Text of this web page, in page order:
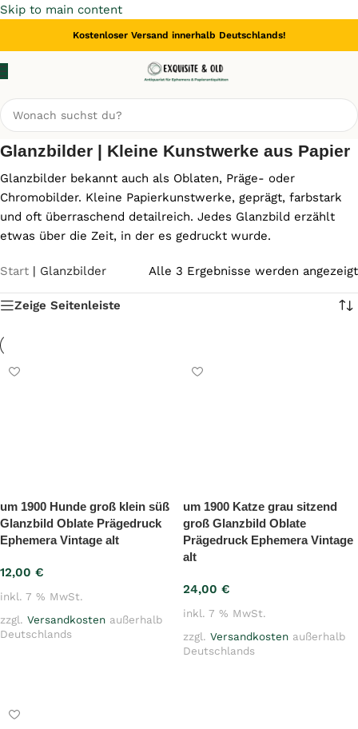
Skip to main content
Kostenloser Versand innerhalb Deutschlands!
Glanzbilder | Kleine Kunstwerke aus Papier
Glanzbilder bekannt auch als Oblaten, Präge- oder
Chromobilder. Kleine Papierkunstwerke, geprägt, farbstark
und oft überraschend detailreich. Jedes Glanzbild erzählt
etwas über die Zeit, in der es gedruckt wurde.
Start Glanzbilder Alle 3 Ergebnisse werden angezeigt
Zeige Seitenleiste
um 1900 Hunde groß klein süß
Glanzbild Oblate Prägedruck
Ephemera Vintage alt
12,00 €
inkl. 7 % MwSt.
zzgl. Versandkosten außerhalb
Deutschlands
um 1900 Katze grau sitzend
groß Glanzbild Oblate
Prägedruck Ephemera Vintage
alt
24,00 €
inkl. 7 % MwSt.
zzgl. Versandkosten außerhalb
Deutschlands